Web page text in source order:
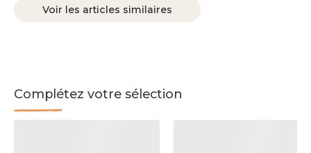
Voir les articles similaires
Complétez votre sélection